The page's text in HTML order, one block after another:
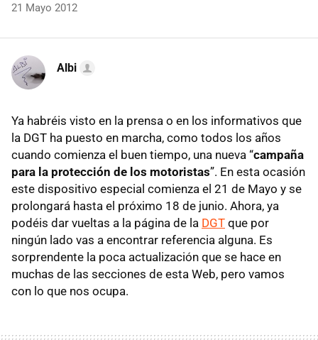
21 Mayo 2012
Albi
Ya habréis visto en la prensa o en los informativos que
la DGT ha puesto en marcha, como todos los años
cuando comienza el buen tiempo, una nueva “campaña
para la protección de los motoristas”. En esta ocasión
este dispositivo especial comienza el 21 de Mayo y se
prolongará hasta el próximo 18 de junio. Ahora, ya
podéis dar vueltas a la página de la DGT que por
ningún lado vas a encontrar referencia alguna. Es
sorprendente la poca actualización que se hace en
muchas de las secciones de esta Web, pero vamos
con lo que nos ocupa.